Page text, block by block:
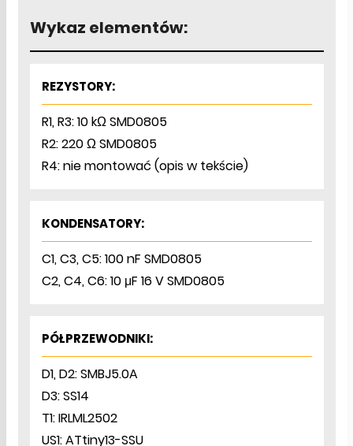
Wykaz elementów:
REZYSTORY:
R1, R3: 10 kΩ SMD0805
R2: 220 Ω SMD0805
R4: nie montować (opis w tekście)
KONDENSATORY:
C1, C3, C5: 100 nF SMD0805
C2, C4, C6: 10 μF 16 V SMD0805
PÓŁPRZEWODNIKI:
D1, D2: SMBJ5.0A
D3: SS14
T1: IRLML2502
US1: ATtiny13-SSU